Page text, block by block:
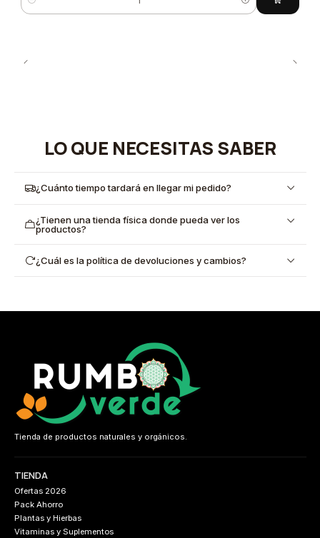
Cantidad
LO QUE NECESITAS SABER
¿Cuánto tiempo tardará en llegar mi pedido?
¿Tienen una tienda física donde pueda ver los
productos?
¿Cuál es la política de devoluciones y cambios?
Tienda de productos naturales y orgánicos.
TIENDA
Ofertas 2026
Pack Ahorro
Plantas y Hierbas
Vitaminas y Suplementos